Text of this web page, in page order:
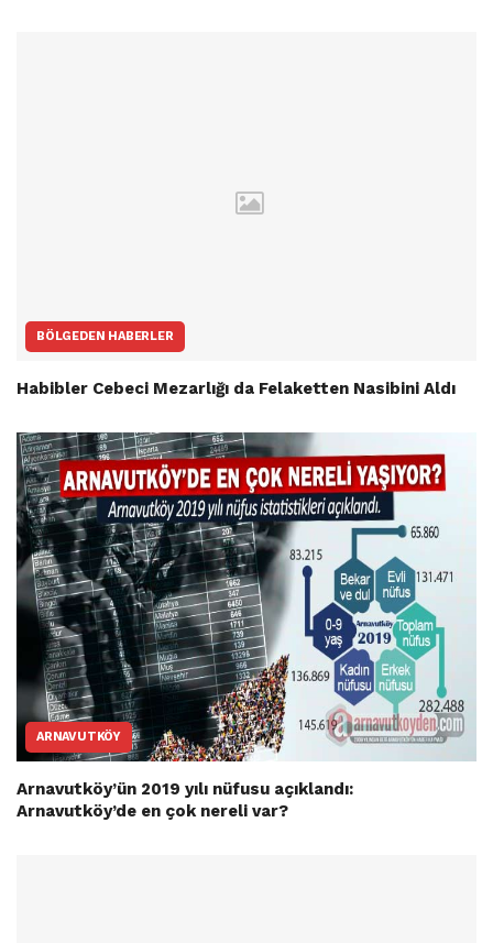
BÖLGEDEN HABERLER
Habibler Cebeci Mezarlığı da Felaketten Nasibini Aldı
ARNAVUTKÖY
Arnavutköy’ün 2019 yılı nüfusu açıklandı:
Arnavutköy’de en çok nereli var?